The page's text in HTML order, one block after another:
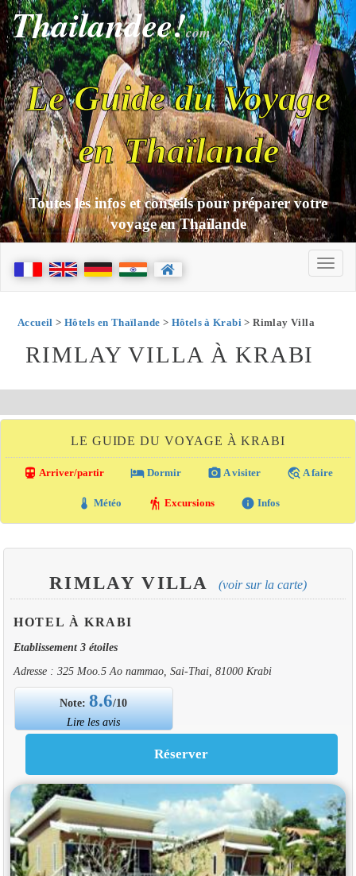
Thailandee!com
Le Guide du Voyage
en Thaïlande
Toutes les infos et conseils pour préparer votre
voyage en Thaïlande
Accueil > Hôtels en Thaïlande > Hôtels à Krabi > Rimlay Villa
RIMLAY VILLA À KRABI
LE GUIDE DU VOYAGE À KRABI
directions_transit Arriver/partir local_hotel Dormir photo_camera A visiter travel_explore A faire
thermostat Météo hiking Excursions info Infos
RIMLAY VILLA (voir sur la carte)
HOTEL À KRABI
Etablissement 3 étoiles
Adresse : 325 Moo.5 Ao nammao, Sai-Thai, 81000 Krabi
Note:8.6/10
Lire les avis